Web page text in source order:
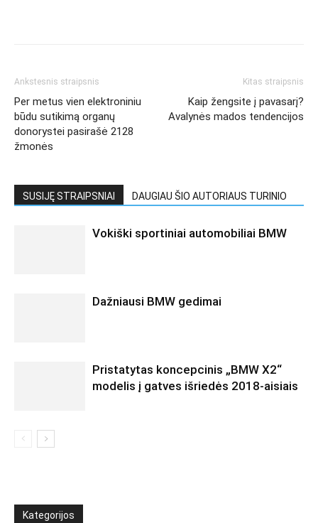
Ankstesnis straipsnis
Per metus vien elektroniniu
būdu sutikimą organų
donorystei pasirašė 2128
žmonės
Kitas straipsnis
Kaip žengsite į pavasarį?
Avalynės mados tendencijos
SUSIJĘ STRAIPSNIAI DAUGIAU ŠIO AUTORIAUS TURINIO
Vokiški sportiniai automobiliai BMW
Dažniausi BMW gedimai
Pristatytas koncepcinis „BMW X2“
modelis į gatves išriedės 2018-aisiais
Kategorijos